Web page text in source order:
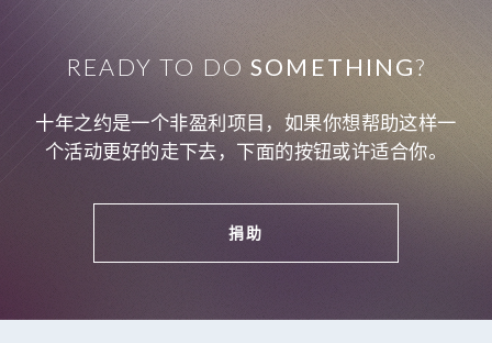
READY TO DOSOMETHING?
十年之约是一个非盈利项目，如果你想帮助这样一
个活动更好的走下去，下面的按钮或许适合你。
捐助